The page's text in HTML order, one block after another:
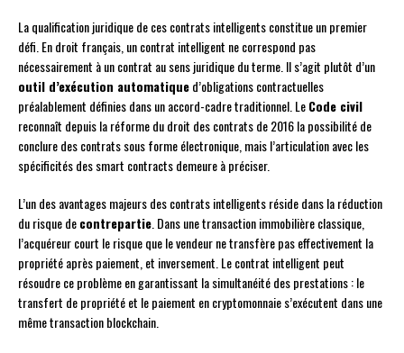
La qualification juridique de ces contrats intelligents constitue un premier
défi. En droit français, un contrat intelligent ne correspond pas
nécessairement à un contrat au sens juridique du terme. Il s’agit plutôt d’un
outil d’exécution automatiqued’obligations contractuelles
préalablement définies dans un accord-cadre traditionnel. LeCode civil
reconnaît depuis la réforme du droit des contrats de 2016 la possibilité de
conclure des contrats sous forme électronique, mais l’articulation avec les
spécificités des smart contracts demeure à préciser.
L’un des avantages majeurs des contrats intelligents réside dans la réduction
du risque decontrepartie . Dans une transaction immobilière classique,
l’acquéreur court le risque que le vendeur ne transfère pas effectivement la
propriété après paiement, et inversement. Le contrat intelligent peut
résoudre ce problème en garantissant la simultanéité des prestations : le
transfert de propriété et le paiement en cryptomonnaie s’exécutent dans une
même transaction blockchain.